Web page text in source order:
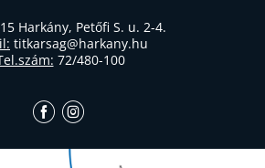
Harkány, Petőfi S. u. 2-4.
titkarsag@harkany.hu
72/480-100